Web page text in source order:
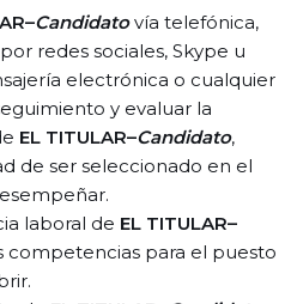
Candidatovía telefónica,
redes sociales, Skype u
electrónica o cualquier
y evaluar la
EL TITULAR–Candidato,
de ser seleccionado en el
laboral de EL TITULAR–
competencias para el puesto